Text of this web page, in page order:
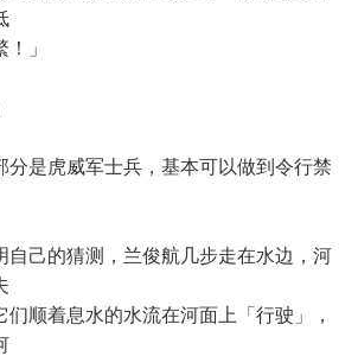
」
是虎威军士兵，基本可以做到令行禁
己的猜测，兰俊航几步走在水边，河
顺着息水的水流在河面上「行驶」，